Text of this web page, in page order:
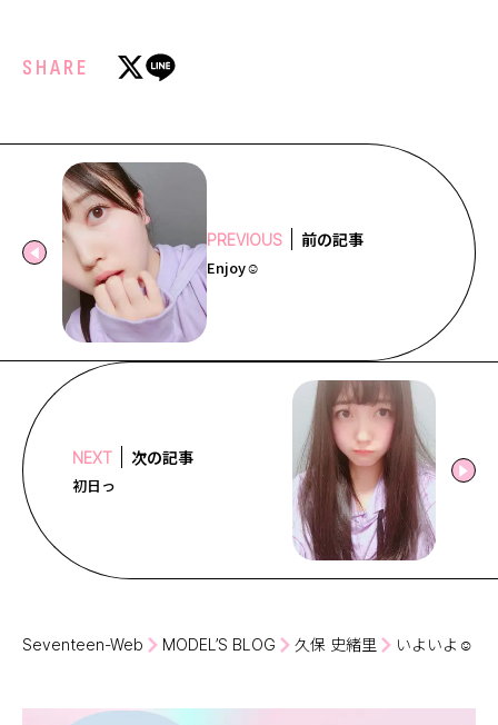
SHARE
PREVIOUS 前の記事
Enjoy☺️︎
NEXT 次の記事
初日っ
Seventeen-Web MODEL’S BLOG 久保 史緒里 いよいよ☺️︎